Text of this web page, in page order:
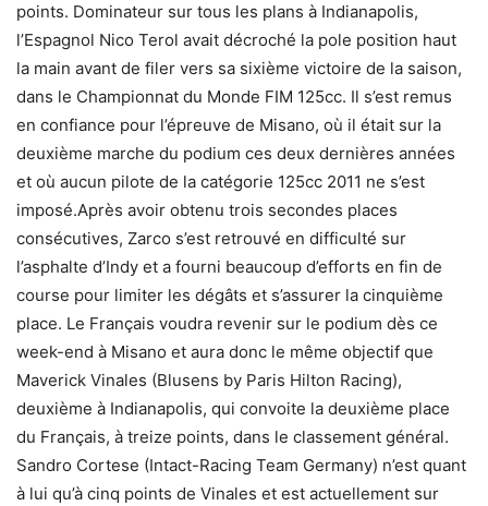
points. Dominateur sur tous les plans à Indianapolis,
l’Espagnol Nico Terol avait décroché la pole position haut
la main avant de filer vers sa sixième victoire de la saison,
dans le Championnat du Monde FIM 125cc. Il s’est remus
en confiance pour l’épreuve de Misano, où il était sur la
deuxième marche du podium ces deux dernières années
et où aucun pilote de la catégorie 125cc 2011 ne s’est
imposé.Après avoir obtenu trois secondes places
consécutives, Zarco s’est retrouvé en difficulté sur
l’asphalte d’Indy et a fourni beaucoup d’efforts en fin de
course pour limiter les dégâts et s’assurer la cinquième
place. Le Français voudra revenir sur le podium dès ce
week-end à Misano et aura donc le même objectif que
Maverick Vinales (Blusens by Paris Hilton Racing),
deuxième à Indianapolis, qui convoite la deuxième place
du Français, à treize points, dans le classement général.
Sandro Cortese (Intact-Racing Team Germany) n’est quant
à lui qu’à cinq points de Vinales et est actuellement sur